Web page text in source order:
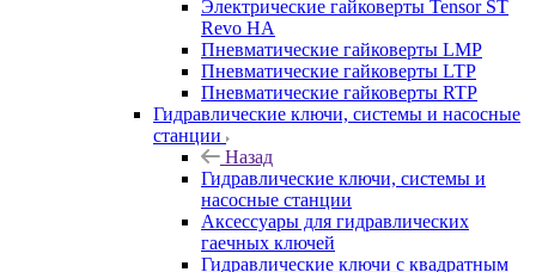
Электрические гайковерты Tensor ST
Revo HA
Пневматические гайковерты LMP
Пневматические гайковерты LTP
Пневматические гайковерты RTP
Гидравлические ключи, системы и насосные
станции
Назад
Гидравлические ключи, системы и
насосные станции
Аксессуары для гидравлических
гаечных ключей
Гидравлические ключи с квадратным